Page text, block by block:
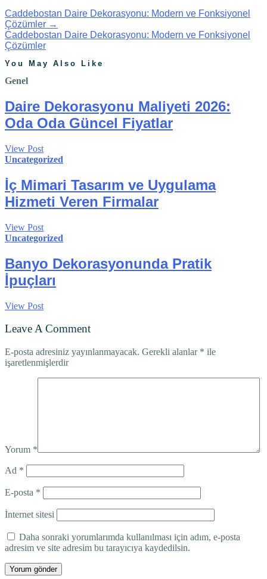
Caddebostan Daire Dekorasyonu: Modern ve Fonksiyonel
Çözümler →
Caddebostan Daire Dekorasyonu: Modern ve Fonksiyonel
Çözümler
You May Also Like
Genel
Daire Dekorasyonu Maliyeti 2026:
Oda Oda Güncel Fiyatlar
View Post
Uncategorized
İç Mimari Tasarım ve Uygulama
Hizmeti Veren Firmalar
View Post
Uncategorized
Banyo Dekorasyonunda Pratik
İpuçları
View Post
Leave A Comment
E-posta adresiniz yayınlanmayacak. Gerekli alanlar * ile
işaretlenmişlerdir
Yorum *
Ad *
E-posta *
İnternet sitesi
Daha sonraki yorumlarımda kullanılması için adım, e-posta
adresim ve site adresim bu tarayıcıya kaydedilsin.